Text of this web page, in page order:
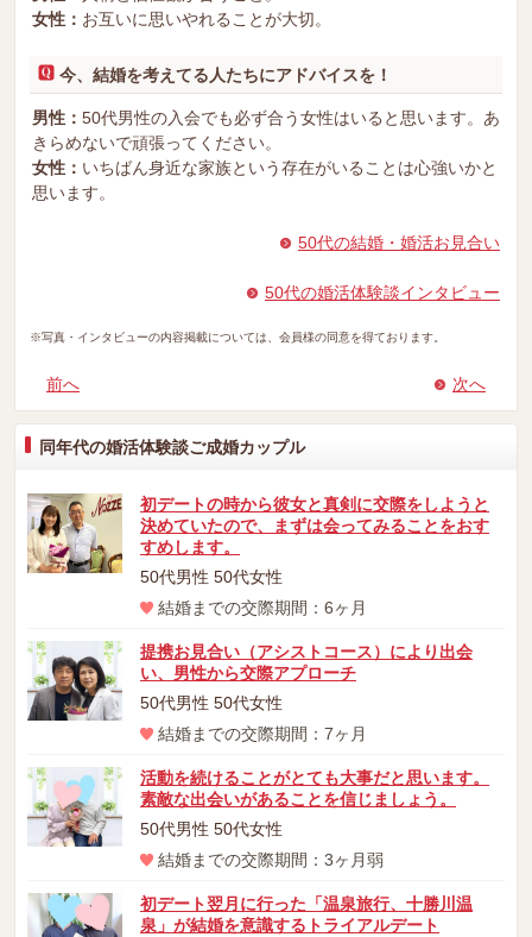
女性： お互いに思いやれることが大切。
今、結婚を考えてる人たちにアドバイスを！
男性： 50代男性の入会でも必ず合う女性はいると思います。あ
きらめないで頑張ってください。
女性： いちばん身近な家族という存在がいることは心強いかと
思います。
50代の結婚・婚活お見合い
50代の婚活体験談インタビュー
※写真・インタビューの内容掲載については、会員様の同意を得ております。
前へ 次へ
同年代の婚活体験談ご成婚カップル
初デートの時から彼女と真剣に交際をしようと
決めていたので、まずは会ってみることをおす
すめします。
50代男性 50代女性
結婚までの交際期間：6ヶ月
提携お見合い（アシストコース）により出会
い、男性から交際アプローチ
50代男性 50代女性
結婚までの交際期間：7ヶ月
活動を続けることがとても大事だと思います。
素敵な出会いがあることを信じましょう。
50代男性 50代女性
結婚までの交際期間：3ヶ月弱
初デート翌月に行った「温泉旅行、十勝川温
泉」が結婚を意識するトライアルデート